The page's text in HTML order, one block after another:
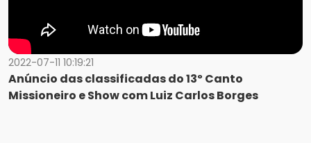
2022-07-11 10:19:21
Anúncio das classificadas do 13º Canto
Missioneiro e Show com Luiz Carlos Borges